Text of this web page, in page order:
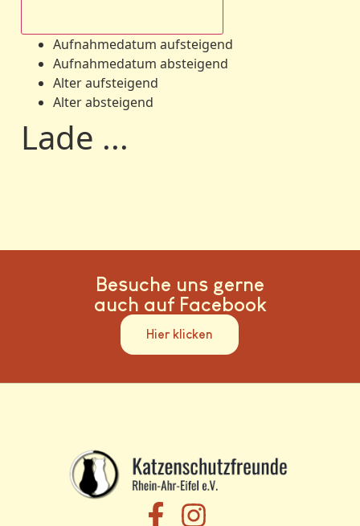
Aufnahmedatum aufsteigend
Aufnahmedatum absteigend
Alter aufsteigend
Alter absteigend
Lade ...
Besuche uns gerne
auch auf Facebook
Hier klicken